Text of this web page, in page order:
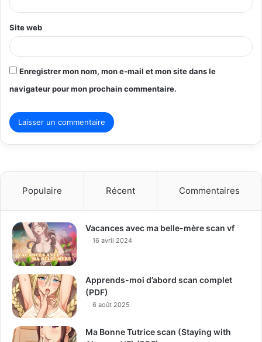
*
Site web
Enregistrer mon nom, mon e-mail et mon site dans le
navigateur pour mon prochain commentaire.
Populaire Récent Commentaires
Vacances avec ma belle-mère scan vf
16 avril 2024
Apprends-moi d’abord scan complet
(PDF)
6 août 2025
Ma Bonne Tutrice scan (Staying with